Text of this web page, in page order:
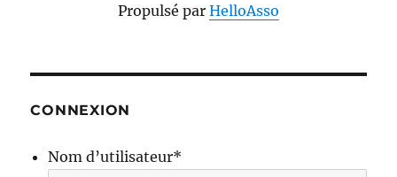
Propulsé par HelloAsso
CONNEXION
Nom d’utilisateur*